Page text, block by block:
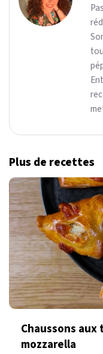
Plus de recettes
Chaussons
mozzarella